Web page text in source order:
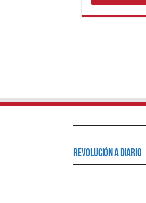
Revolución a Diario